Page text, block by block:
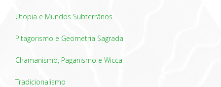
Utopia e Mundos Subterrânos
Pitagorismo e Geometria Sagrada
Chamanismo, Paganismo e Wicca
Tradicionalismo